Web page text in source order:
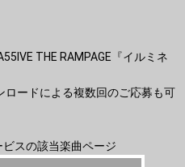
THE RAMPAGE『イルミネ
ードによる複数回のご応募も可
スの該当楽曲ページ